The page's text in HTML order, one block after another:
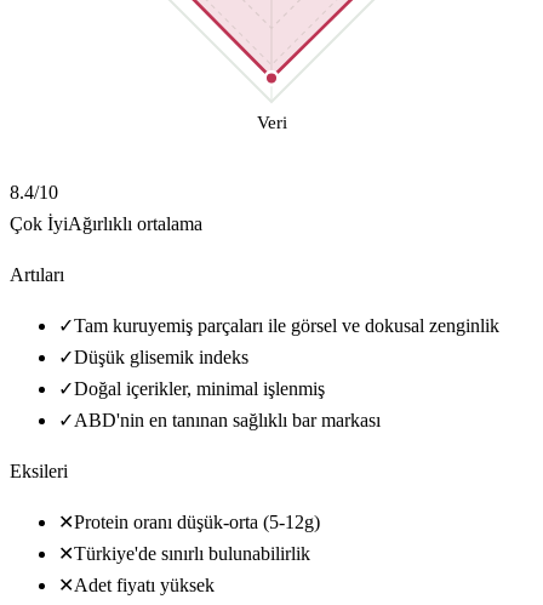
Veri
8.4/10
Çok İyiAğırlıklı ortalama
Artıları
✓Tam kuruyemiş parçaları ile görsel ve dokusal zenginlik
✓Düşük glisemik indeks
✓Doğal içerikler, minimal işlenmiş
✓ABD'nin en tanınan sağlıklı bar markası
Eksileri
✕Protein oranı düşük-orta (5-12g)
✕Türkiye'de sınırlı bulunabilirlik
✕Adet fiyatı yüksek